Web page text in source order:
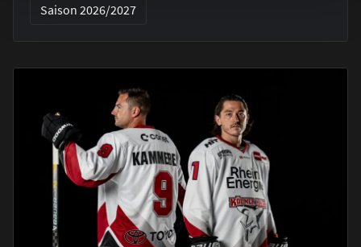
Saison 2026/2027